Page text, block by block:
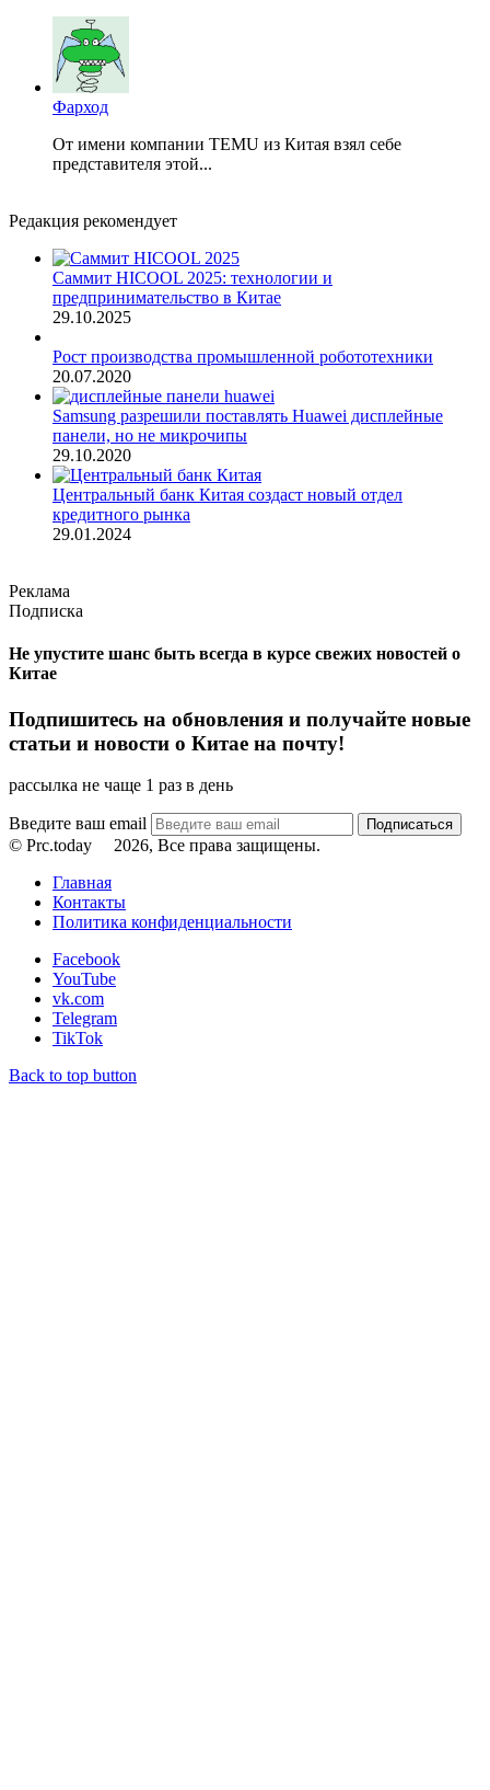
Фарход
От имени компании TEMU из Китая взял себе
представителя этой...
Редакция рекомендует
Саммит HICOOL 2025: технологии и
предпринимательство в Китае
29.10.2025
Рост производства промышленной робототехники
20.07.2020
Samsung разрешили поставлять Huawei дисплейные
панели, но не микрочипы
29.10.2020
Центральный банк Китая создаст новый отдел
кредитного рынка
29.01.2024
Реклама
Подписка
Не упустите шанс быть всегда в курсе свежих новостей о
Китае
Подпишитесь на обновления и получайте новые
статьи и новости о Китае на почту!
рассылка не чаще 1 раз в день
Введите ваш email
© Prc.today
2026, Все права защищены.
Главная
Контакты
Политика конфиденциальности
Facebook
YouTube
vk.com
Telegram
TikTok
Back to top button